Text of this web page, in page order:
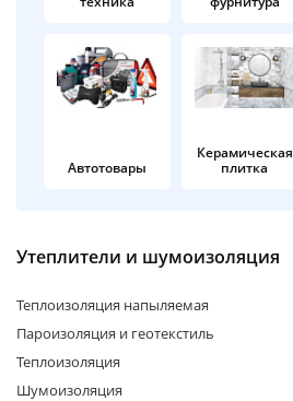
Автотовары
Керамическая
плитка
Утеплители и шумоизоляция
Теплоизоляция напыляемая
Пароизоляция и геотекстиль
Теплоизоляция
Шумоизоляция
недели
plait.ru